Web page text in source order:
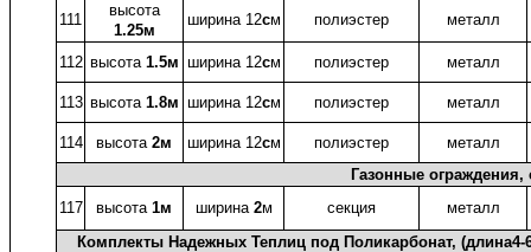
111
высота
1.25м
ширина 12см полиэстер металл
112 высота1.5м ширина 12см полиэстер металл
113 высота1.8м ширина 12см полиэстер металл
114 высота2м ширина 12см полиэстер
металл
Газонные ограждения,
117
высота1м ширина 2м секция
металл
Комплекты Надежных Теплиц под Поликарбонат,